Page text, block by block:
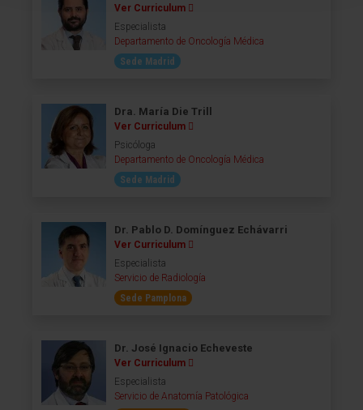
Ver Curriculum
Especialista
Departamento de Oncología Médica
Sede Madrid
Dra. María Die Trill
Ver Curriculum
Psicóloga
Departamento de Oncología Médica
Sede Madrid
Dr. Pablo D. Domínguez Echávarri
Ver Curriculum
Especialista
Servicio de Radiología
Sede Pamplona
Dr. José Ignacio Echeveste
Ver Curriculum
Especialista
Servicio de Anatomía Patológica